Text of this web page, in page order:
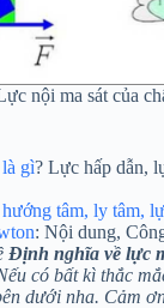
nội ma sát của
gì? Lực hấp dẫn,
tâm, ly tâm,
: Nội dung,
Định nghĩa về lực
có bất kì thắc
dưới nha. Cảm